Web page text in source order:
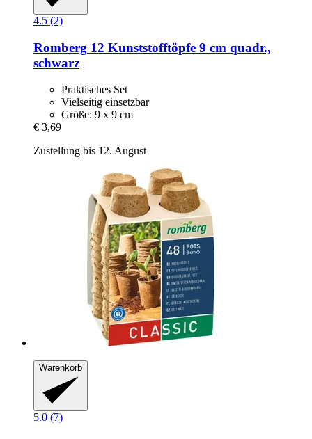
4.5 (2)
Romberg 12 Kunststofftöpfe 9 cm quadr.,
schwarz
Praktisches Set
Vielseitig einsetzbar
Größe: 9 x 9 cm
€ 3,69
Zustellung bis 12. August
Warenkorb
5.0 (7)